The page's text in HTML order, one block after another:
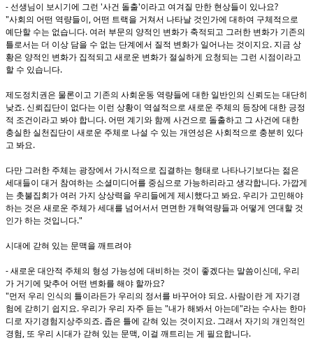
- 선생님이 보시기에 그런 '사건 돌출'이라고 여겨질 만한 현상들이 있나요?
"사회의 어떤 역량들이 , 어떤 트랙을 거쳐서 나타날 것인가에 대하여 구체적으로
예단할 수는 없습니다. 여러 부문의 양적인 변화가 축적되고 그러한 변화가 기존의
틀로서는 더 이상 담을 수 없는 단계에서 질적 변화가 일어나는 것이지요. 지금 상
황은 양적인 변화가 집적되고 새로운 변화가 절실하게 요청되는 그런 시점이라고
할 수 있습니다.
제도정치권은 물론이고 기존의 사회운동 역량들에 대한 일반인의 신뢰도는 대단히
낮죠. 신뢰집단이 없다는 이런 상황이 역설적으로 새로운 주체의 등장에 대한 긍정
적 조건이라고 봐야 합니다. 어떤 계기와 함께 사건으로 돌출하고 그 사건에 대한
충실한 실천집단이 새로운 주체로 나설 수 있는 개연성은 사회적으로 충분히 있다
고 봐요.
다만 그러한 주체는 광장에서 가시적으로 집결하는 형태로 나타나기보다는 젊은
세대들이 대거 참여하는 소셜미디어를 중심으로 가능하리라고 생각합니다. 가깝게
는 촛불집회가 여러 가지 상상력을 우리들에게 제시했다고 봐요. 우리가 고민해야
하는 것은 새로운 주체가 세대를 넘어서서 면면한 개혁역량들과 어떻게 연대할 것
인가 하는 것입니다."
시대에 갇혀 있는 문맥을 깨트려야
- 새로운 대안적 주체의 형성 가능성에 대비하는 것이 좋겠다는 말씀이신데 , 우리
가 거기에 맞추어 어떤 변화를 해야 할까요?
"먼저 우리 인식의 틀이라든가 우리의 정서를 바꾸어야 되요. 사람이란 게 자기경
험에 갇히기 쉽지요. 우리가 우리 자주 듣는 "내가 해봐서 아는데 "라는 수사는 한마
디로 자기경험지상주의죠. 좁은 틀에 갇혀 있는 것이지요. 그래서 자기의 개인적인
경험 , 또 우리 시대가 갇혀 있는 문맥, 이걸 깨트리는 게 필요합니다.